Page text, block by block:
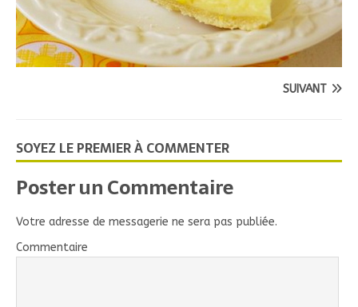
SUIVANT
SOYEZ LE PREMIER À COMMENTER
Poster un Commentaire
Votre adresse de messagerie ne sera pas publiée.
Commentaire